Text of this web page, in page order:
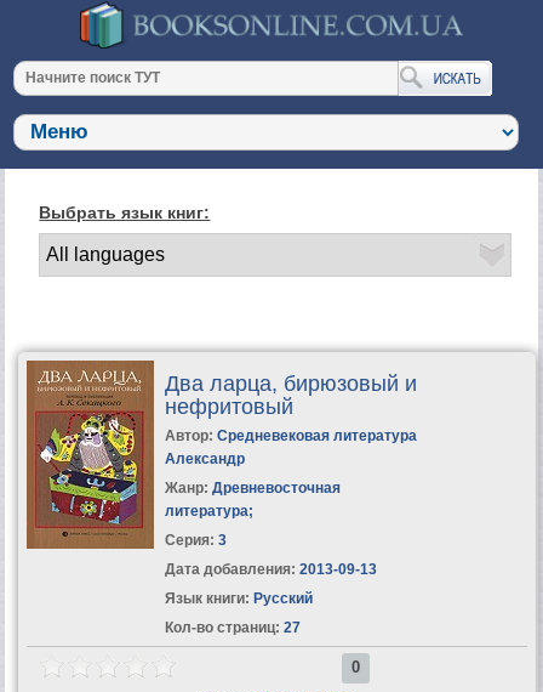
Выбрать язык книг:
Два ларца, бирюзовый и
нефритовый
Автор: Средневековая литература
Александр
Жанр: Древневосточная
литература;
Серия: 3
Дата добавления: 2013-09-13
Язык книги: Русский
Кол-во страниц: 27
0